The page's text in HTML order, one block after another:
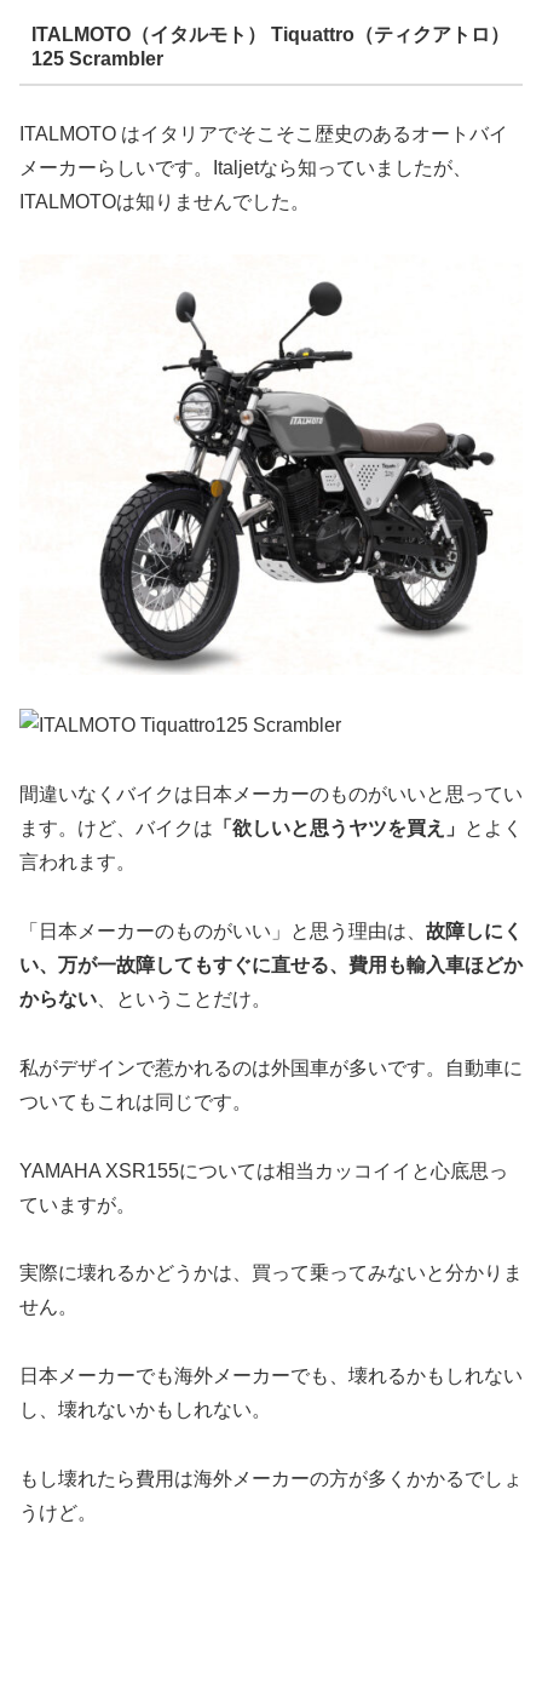
ITALMOTO（イタルモト） Tiquattro（ティクアトロ）
125 Scrambler
ITALMOTO はイタリアでそこそこ歴史のあるオートバイ
メーカーらしいです。Italjetなら知っていましたが、
ITALMOTOは知りませんでした。
間違いなくバイクは日本メーカーのものがいいと思ってい
ます。けど、バイクは 「欲しいと思うヤツを買え」
とよく
言われます。
「日本メーカーのものがいい」と思う理由は、 故障しにく
い、万が一故障してもすぐに直せる、費用も輸入車ほどか
からない 、ということだけ。
私がデザインで惹かれるのは外国車が多いです。自動車に
ついてもこれは同じです。
YAMAHA XSR155については相当カッコイイと心底思っ
ていますが。
実際に壊れるかどうかは、買って乗ってみないと分かりま
せん。
日本メーカーでも海外メーカーでも、壊れるかもしれない
し、壊れないかもしれない。
もし壊れたら費用は海外メーカーの方が多くかかるでしょ
うけど。